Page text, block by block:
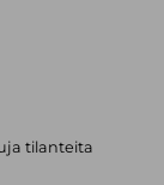
tilanteita